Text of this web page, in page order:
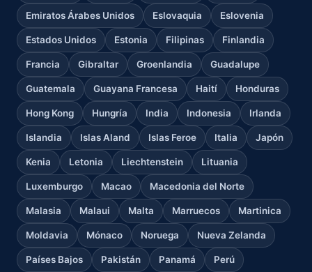
Emiratos Árabes Unidos Eslovaquia Eslovenia
Estados Unidos Estonia Filipinas Finlandia
Francia Gibraltar Groenlandia Guadalupe
Guatemala Guayana Francesa Haití Honduras
Hong Kong Hungría India Indonesia Irlanda
Islandia Islas Aland Islas Feroe Italia Japón
Kenia Letonia Liechtenstein Lituania
Luxemburgo Macao Macedonia del Norte
Malasia Malaui Malta Marruecos Martinica
Moldavia Mónaco Noruega Nueva Zelanda
Países Bajos Pakistán Panamá Perú